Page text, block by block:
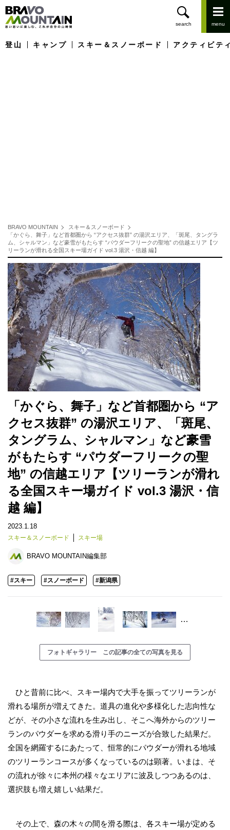
登山 キャンプ スキー＆スノーボード アクティビテ
BRAVO MOUNTAIN
スキー＆スノーボード
「かぐら、舞子」など首都圏から “アクセス抜群” の湯沢エリア、「斑尾、タングラ
ム、シャルマン」など豪雪がもたらす “パウダーフリークの聖地” の信越エリア【ツ
リーランが滑れる全国スキー場ガイド vol.3 湯沢・信越 編】
「かぐら、舞子」など首都圏から “ア
クセス抜群” の湯沢エリア、「斑尾、
タングラム、シャルマン」など豪雪
がもたらす “パウダーフリークの聖
地” の信越エリア【ツリーランが滑れ
る全国スキー場ガイド vol.3 湯沢・信
越 編】
2023.1.18
スキー＆スノーボード スキー場
BRAVO MOUNTAIN編集部
#スキー #スノーボード #新潟県
…
フォトギャラリー この記事の全ての写真を見る
ひと昔前に比べ、スキー場内で大手を振ってツリーランが
滑れる場所が増えてきた。道具の進化や多様化した志向性な
どが、その小さな流れを生み出し、そこへ海外からのツリー
ランのパウダーを求める滑り手のニーズが合致した結果だ。
全国を網羅するにあたって、恒常的にパウダーが滑れる地域
のツリーランコースが多くなっているのは顕著。いまは、そ
の流れが徐々に本州の様々なエリアに波及しつつあるのは、
選択肢も増え嬉しい結果だ。
その上で、森の木々の間を滑る際は、各スキー場が定める